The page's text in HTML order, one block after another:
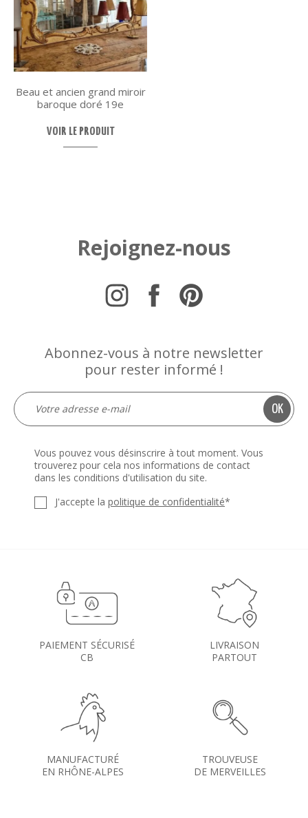
Beau et ancien grand miroir
baroque doré 19e
VOIR LE PRODUIT
Rejoignez-nous
Abonnez-vous à notre newsletter
pour rester informé !
Vous pouvez vous désinscrire à tout moment. Vous
trouverez pour cela nos informations de contact
dans les conditions d'utilisation du site.
J'accepte la politique de confidentialité*
PAIEMENT SÉCURISÉ
CB
LIVRAISON
PARTOUT
MANUFACTURÉ
EN RHÔNE-ALPES
TROUVEUSE
DE MERVEILLES